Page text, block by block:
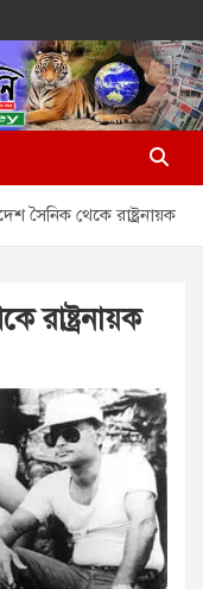
In Australia
সৈনিক থেকে রাষ্ট্রনায়ক
রাষ্ট্রনায়ক